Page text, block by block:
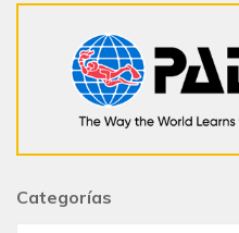
Categorías